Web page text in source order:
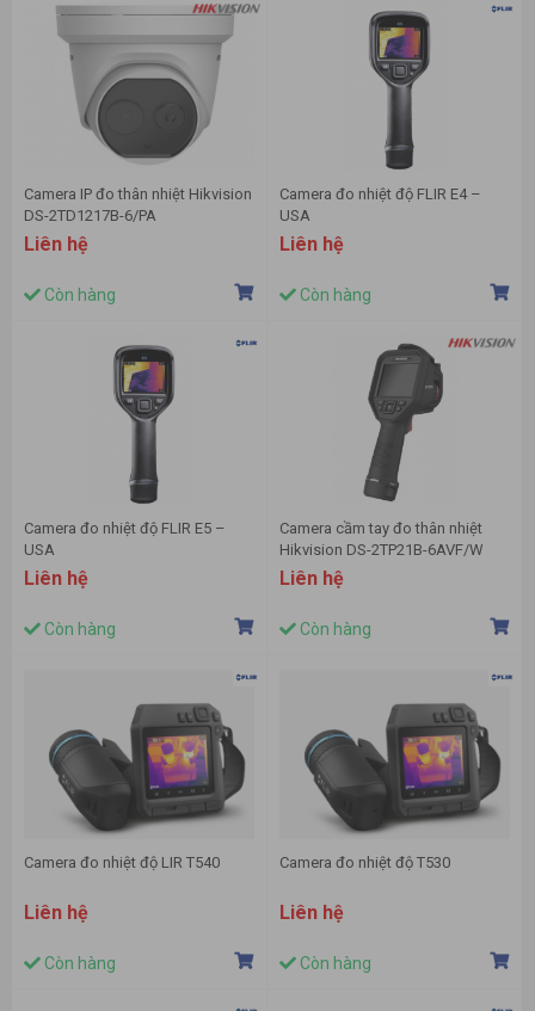
Camera IP đo thân nhiệt Hikvision
DS-2TD1217B-6/PA
Liên hệ
Còn hàng
Camera đo nhiệt độ FLIR E4 –
USA
Liên hệ
Còn hàng
Camera đo nhiệt độ FLIR E5 –
USA
Liên hệ
Còn hàng
Camera cầm tay đo thân nhiệt
Hikvision DS-2TP21B-6AVF/W
Liên hệ
Còn hàng
Camera đo nhiệt độ LIR T540
Liên hệ
Còn hàng
Camera đo nhiệt độ T530
Liên hệ
Còn hàng